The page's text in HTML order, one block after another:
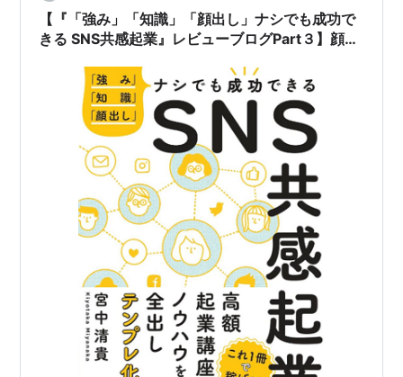
【『「強み」「知識」「顔出し」ナシでも成功で
きる SNS共感起業』レビューブログPart３】顔出